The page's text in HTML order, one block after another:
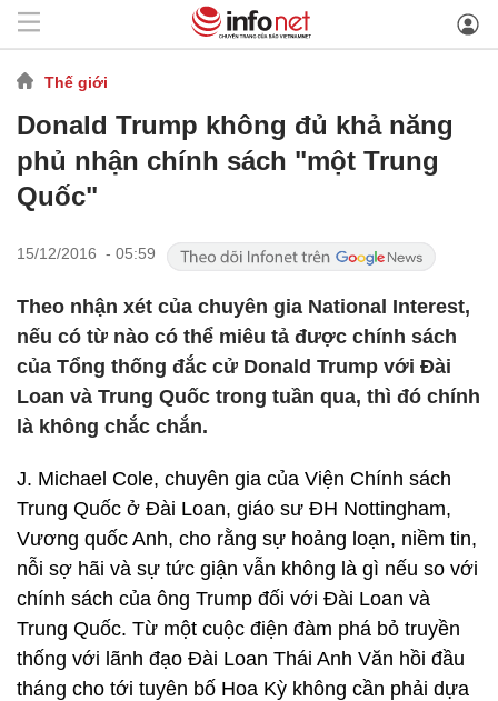
Thế giới
Donald Trump không đủ khả năng
phủ nhận chính sách "một Trung
Quốc"
15/12/2016 - 05:59
Theo nhận xét của chuyên gia National Interest,
nếu có từ nào có thể miêu tả được chính sách
của Tổng thống đắc cử Donald Trump với Đài
Loan và Trung Quốc trong tuần qua, thì đó chính
là không chắc chắn.
J. Michael Cole, chuyên gia của Viện Chính sách
Trung Quốc ở Đài Loan, giáo sư ĐH Nottingham,
Vương quốc Anh, cho rằng sự hoảng loạn, niềm tin,
nỗi sợ hãi và sự tức giận vẫn không là gì nếu so với
chính sách của ông Trump đối với Đài Loan và
Trung Quốc. Từ một cuộc điện đàm phá bỏ truyền
thống với lãnh đạo Đài Loan Thái Anh Văn hồi đầu
tháng cho tới tuyên bố Hoa Kỳ không cần phải dựa